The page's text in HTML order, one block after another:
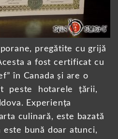
pregătite cu grijă
a fost certificat cu
în Canada și are o
peste hotarele țării,
Experiența
culinară, este bazată
este bună doar atunci,